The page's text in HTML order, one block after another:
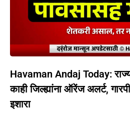
Havaman Andaj Today:
काही जिल्ह्यांना ऑरेंज अलर्ट,
इशारा